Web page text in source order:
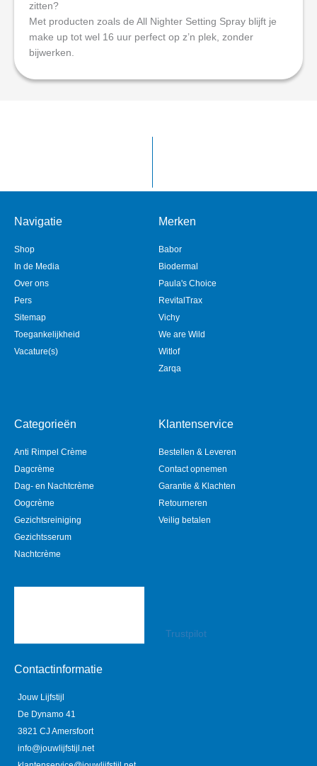
zitten?
Met producten zoals de All Nighter Setting Spray blijft je
make up tot wel 16 uur perfect op z’n plek, zonder
bijwerken.
Navigatie
Shop
In de Media
Over ons
Pers
Sitemap
Toegankelijkheid
Vacature(s)
Merken
Babor
Biodermal
Paula's Choice
RevitalTrax
Vichy
We are Wild
Witlof
Zarqa
Categorieën
Anti Rimpel Crème
Dagcrème
Dag- en Nachtcrème
Oogcrème
Gezichtsreiniging
Gezichtsserum
Nachtcrème
Klantenservice
Bestellen & Leveren
Contact opnemen
Garantie & Klachten
Retourneren
Veilig betalen
Trustpilot
Contactinformatie
Jouw Lijfstijl
De Dynamo 41
3821 CJ Amersfoort
info@jouwlijfstijl.net